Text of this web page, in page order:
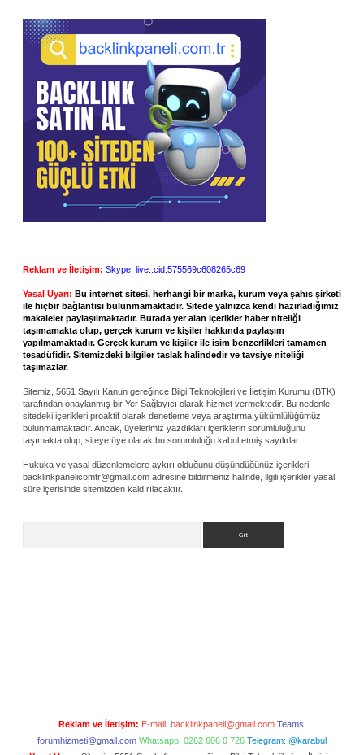
Reklam ve İletişim: Skype: live:.cid.575569c608265c69
Yasal Uyarı: Bu internet sitesi, herhangi bir marka, kurum veya şahıs şirketi
ile hiçbir bağlantısı bulunmamaktadır. Sitede yalnızca kendi hazırladığımız
makaleler paylaşılmaktadır. Burada yer alan içerikler haber niteliği
taşımamakta olup, gerçek kurum ve kişiler hakkında paylaşım
yapılmamaktadır. Gerçek kurum ve kişiler ile isim benzerlikleri tamamen
tesadüfidir. Sitemizdeki bilgiler taslak halindedir ve tavsiye niteliği
taşımazlar.
Sitemiz, 5651 Sayılı Kanun gereğince Bilgi Teknolojileri ve İletişim Kurumu (BTK)
tarafından onaylanmış bir Yer Sağlayıcı olarak hizmet vermektedir. Bu nedenle,
sitedeki içerikleri proaktif olarak denetleme veya araştırma yükümlülüğümüz
bulunmamaktadır. Ancak, üyelerimiz yazdıkları içeriklerin sorumluluğunu
taşımakta olup, siteye üye olarak bu sorumluluğu kabul etmiş sayılırlar.
Hukuka ve yasal düzenlemelere aykırı olduğunu düşündüğünüz içerikleri,
backlinkpanelicomtr@gmail.com adresine bildirmeniz halinde, ilgili içerikler yasal
süre içerisinde sitemizden kaldırılacaktır.
Reklam ve İletişim: E-mail: backlinkpaneli@gmail.com Teams:
forumhizmeti@gmail.com Whatsapp: 0262 606 0 726 Telegram: @karabul